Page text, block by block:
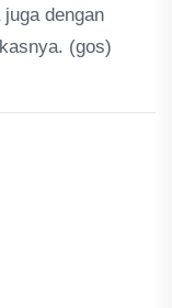
dengan
(gos)